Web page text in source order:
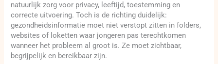
natuurlijk zorg voor privacy, leeftijd, toestemming en
correcte uitvoering. Toch is de richting duidelijk:
gezondheidsinformatie moet niet verstopt zitten in folders,
websites of loketten waar jongeren pas terechtkomen
wanneer het probleem al groot is. Ze moet zichtbaar,
begrijpelijk en bereikbaar zijn.